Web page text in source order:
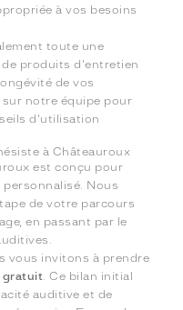
à vos besoins
toute une
de produits d'entretien
de vos
notre équipe pour
d'utilisation
à Châteauroux
est conçu pour
Nous
de votre parcours
en passant par le
vous invitons à prendre
gratuit. Ce bilan initial
auditive et de